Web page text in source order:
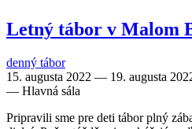
Letný tábor v Malom
denný tábor
15. augusta 2022 — 19. augusta
— Hlavná sála
Pripravili sme pre deti tábor plný